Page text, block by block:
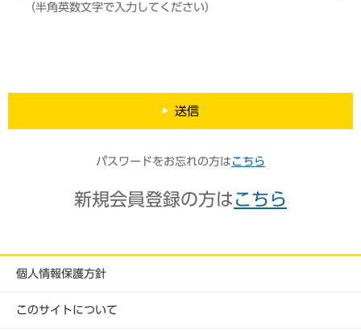
（半角英数文字で入力してください）
送信
パスワードをお忘れの方は こちら
新規会員登録の方は こちら
個人情報保護方針
このサイトについて